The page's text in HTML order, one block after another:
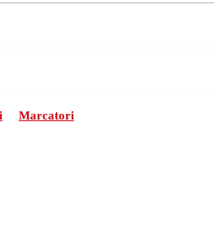
Marcatori